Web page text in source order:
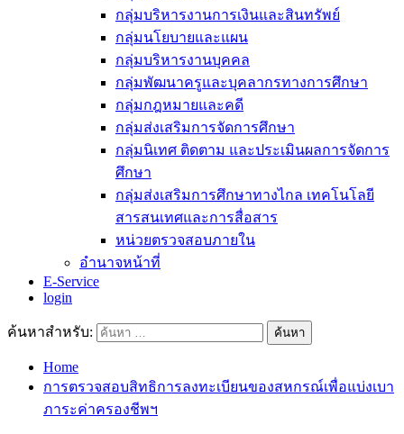
กลุ่มบริหารงานการเงินและสินทรัพย์
กลุ่มนโยบายและแผน
กลุ่มบริหารงานบุคคล
กลุ่มพัฒนาครูและบุคลากรทางการศึกษา
กลุ่มกฎหมายและคดี
กลุ่มส่งเสริมการจัดการศึกษา
กลุ่มนิเทศ ติดตาม และประเมินผลการจัดการ
ศึกษา
กลุ่มส่งเสริมการศึกษาทางไกล เทคโนโลยี
สารสนเทศและการสื่อสาร
หน่วยตรวจสอบภายใน
อำนาจหน้าที่
E-Service
login
ค้นหาสำหรับ:
Home
การตรวจสอบสิทธิการลงทะเบียนของสหกรณ์เพื่อแบ่งเบา
ภาระค่าครองชีพฯ